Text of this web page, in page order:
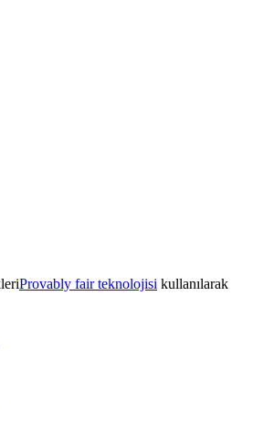
Provably fair teknolojisi kullanılarak